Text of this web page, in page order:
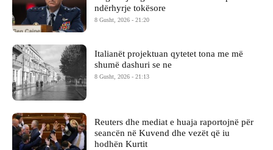
ndërhyrje tokësore
8 Gusht, 2026 - 21:20
Italianët projektuan qytetet tona me më
shumë dashuri se ne
8 Gusht, 2026 - 21:13
Reuters dhe mediat e huaja raportojnë për
seancën në Kuvend dhe vezët që iu
hodhën Kurtit